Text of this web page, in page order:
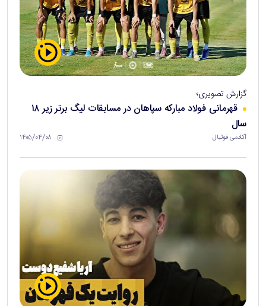
گزارش تصویری؛
قهرمانی فولاد مبارکه سپاهان در مسابقات لیگ برتر زیر ۱۸
سال
آکادمی فوتبال ۱۴۰۵/۰۴/۰۸